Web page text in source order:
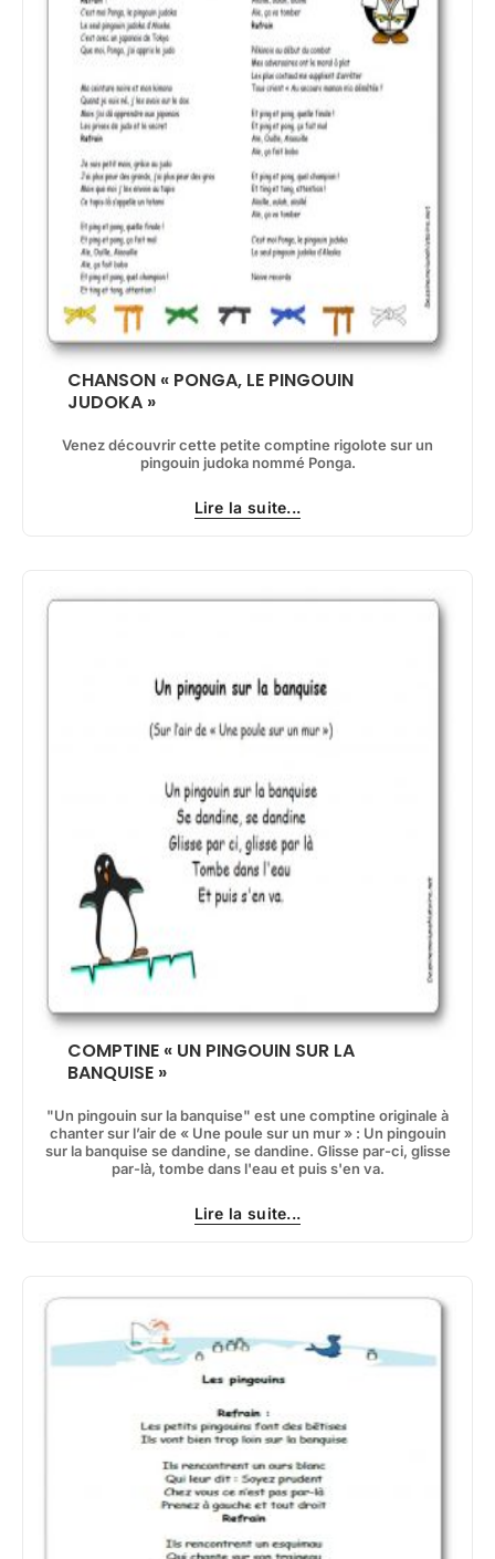
CHANSON « PONGA, LE PINGOUIN
JUDOKA »
Venez découvrir cette petite comptine rigolote sur un
pingouin judoka nommé Ponga.
Lire la suite...
COMPTINE « UN PINGOUIN SUR LA
BANQUISE »
"Un pingouin sur la banquise" est une comptine originale à
chanter sur l’air de « Une poule sur un mur » : Un pingouin
sur la banquise se dandine, se dandine. Glisse par-ci, glisse
par-là, tombe dans l'eau et puis s'en va.
Lire la suite...